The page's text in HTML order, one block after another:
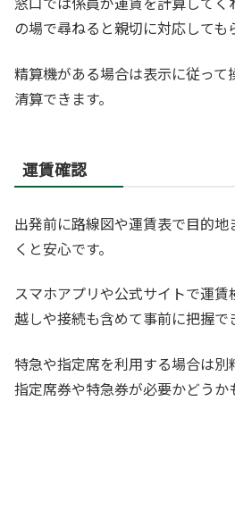
の場で尋ねると親切に対応しても
精算機がある場合は表示に従って
清算できます。
運賃確認
出発前に路線図や運賃表で目的
くと安心です。
スマホアプリや公式サイトで運賃
越しや接続も含めて事前に把握で
特急や指定席を利用する場合は別
指定席券や特急券が必要かどうか